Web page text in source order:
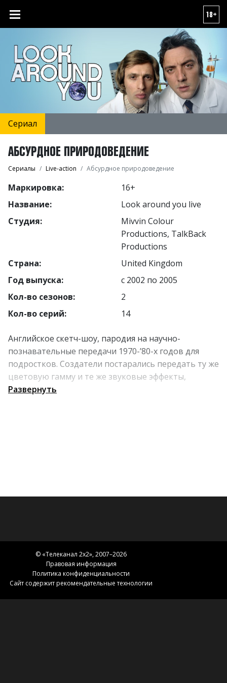
18+
Сериал
АБСУРДНОЕ ПРИРОДОВЕДЕНИЕ
Сериалы Live-action Абсурдное природоведение
Маркировка:
16+
Название:
Look around you live
Студия:
Mivvin Colour
Productions, TalkBack
Productions
Страна:
United Kingdom
Год выпуска:
с 2002 по 2005
Кол-во сезонов:
2
Кол-во серий:
14
Английское скетч-шоу, пародия на научно-
познавательные передачи 1970-’80-х годов для
подростков. Создатели постарались передать ту же
цветовую гамму и те же звуковые эффекты,
которые использовались в телепередачах ITV
Развернуть
© «Телеканал 2x2», 2007–2026
Правовая информация
Политика конфиденциальности
Сайт содержит рекомендательные технологии